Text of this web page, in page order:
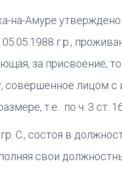
на-Амуре
г.р.,
за присвоение,
совершенное лицом с
т.е. по ч. 3 ст.
С., состоя в
свои